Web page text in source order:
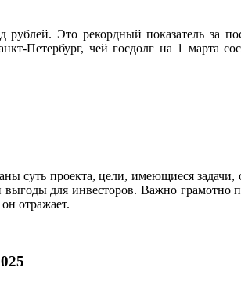
Это рекордный показатель за
Петербург, чей госдолг на 1 марта
суть проекта, цели, имеющиеся задачи,
для инвесторов. Важно грамотно
отражает.